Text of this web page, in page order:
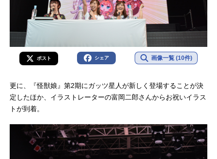
ポスト シェア 画像一覧 (10件)
更に、『怪獣娘』第2期にガッツ星人が新しく登場することが決
定したほか、イラストレーターの富岡二郎さんからお祝いイラス
トが到着。